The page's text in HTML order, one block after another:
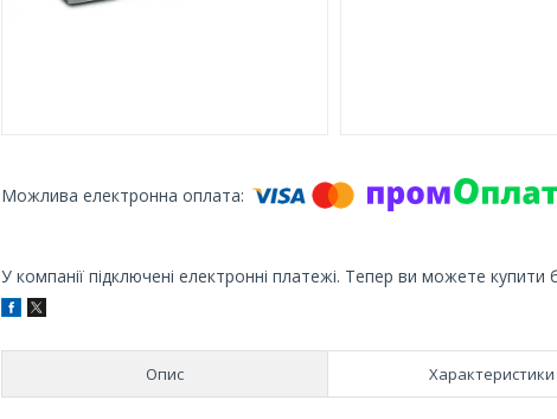
У компанії підключені електронні платежі. Тепер ви можете
Опис Характеристики